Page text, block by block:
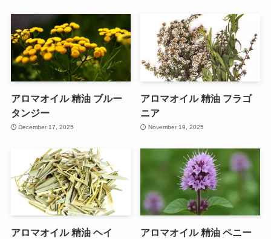
アロマオイル 精油 ブルー
タンジー
December 17, 2025
アロマオイル 精油 フラゴ
ニア
November 19, 2025
アロマオイル 精油 ヘイ
アロマオイル 精油 ペニー